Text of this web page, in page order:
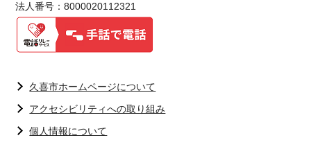
法人番号：8000020112321
久喜市ホームページについて
アクセシビリティへの取り組み
個人情報について